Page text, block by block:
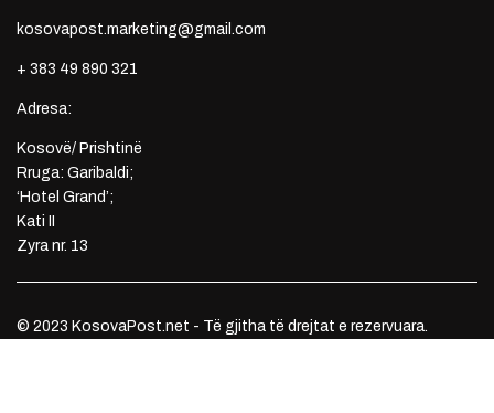
kosovapost.marketing@gmail.com
+ 383 49 890 321
Adresa:
Kosovë/ Prishtinë
Rruga: Garibaldi;
‘Hotel Grand’;
Kati II
Zyra nr. 13
© 2023 KosovaPost.net - Të gjitha të drejtat e rezervuara.